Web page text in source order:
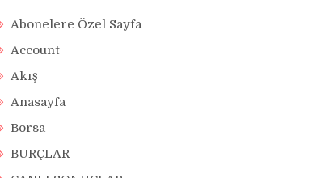
Abonelere Özel Sayfa
Account
Akış
Anasayfa
Borsa
BURÇLAR